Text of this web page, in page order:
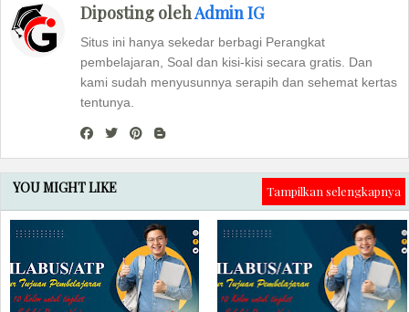
Diposting olehAdmin IG
Situs ini hanya sekedar berbagi Perangkat
pembelajaran, Soal dan kisi-kisi secara gratis. Dan
kami sudah menyusunnya serapih dan sehemat kertas
tentunya.
YOU MIGHT LIKE Tampilkan selengkapnya